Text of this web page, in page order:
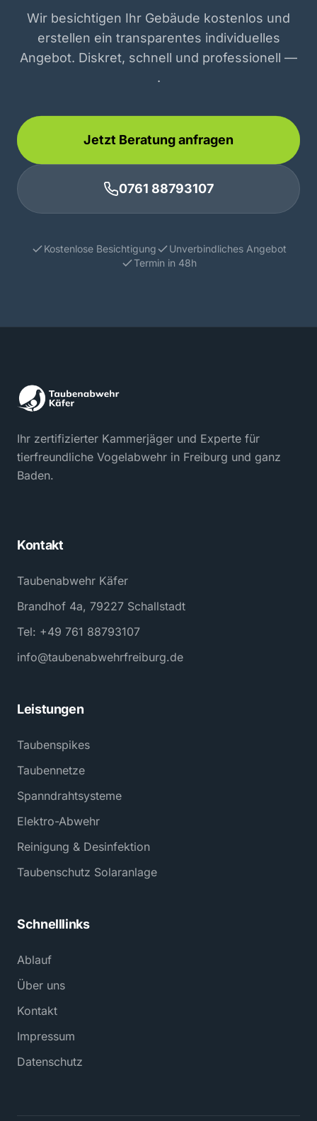
Wir besichtigen Ihr Gebäude kostenlos und
erstellen ein transparentes individuelles
Angebot. Diskret, schnell und professionell —
.
Jetzt Beratung anfragen
0761 88793107
Kostenlose Besichtigung
Unverbindliches Angebot
Termin in 48h
Ihr zertifizierter Kammerjäger und Experte für
tierfreundliche Vogelabwehr in Freiburg und ganz
Baden.
Kontakt
Taubenabwehr Käfer
Brandhof 4a, 79227 Schallstadt
Tel: +49 761 88793107
info@taubenabwehrfreiburg.de
Leistungen
Taubenspikes
Taubennetze
Spanndrahtsysteme
Elektro-Abwehr
Reinigung & Desinfektion
Taubenschutz Solaranlage
Schnelllinks
Ablauf
Über uns
Kontakt
Impressum
Datenschutz